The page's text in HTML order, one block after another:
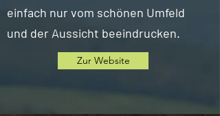
einfach nur vom schönen Umfeld
und der Aussicht beeindrucken.
Zur Website